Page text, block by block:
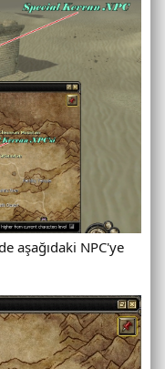
aşağıdaki NPC'ye